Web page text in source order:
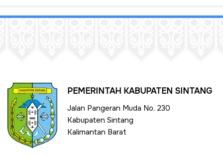
PEMERINTAH KABUPATEN SINTANG
Jalan Pangeran Muda No. 230
Kabupaten Sintang
Kalimantan Barat